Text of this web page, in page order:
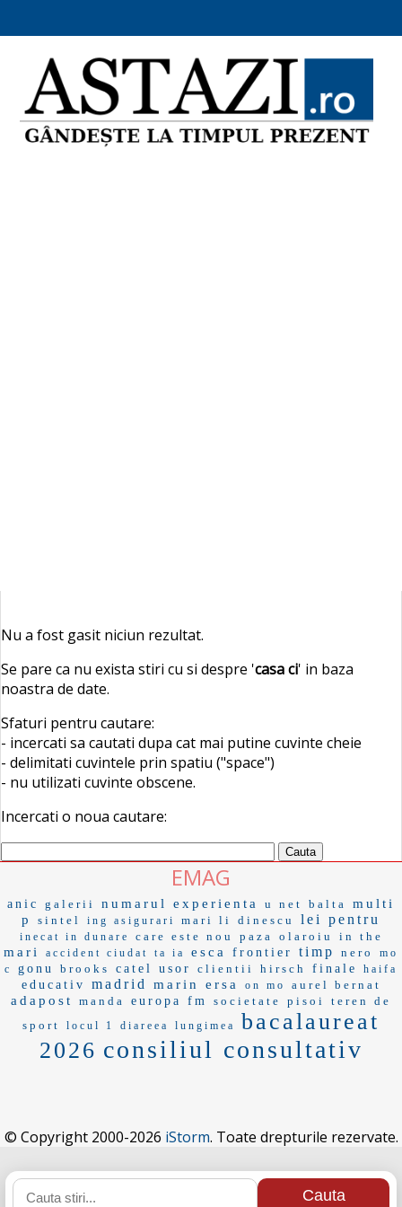
Nu a fost gasit niciun rezultat.
Se pare ca nu exista stiri cu si despre 'casa ci' in baza
noastra de date.
Sfaturi pentru cautare:
- incercati sa cautati dupa cat mai putine cuvinte cheie
- delimitati cuvintele prin spatiu ("space")
- nu utilizati cuvinte obscene.
Incercati o noua cautare:
EMAG
anic galerii numarul experienta u net balta
multi
p
sintel ing asigurari mari li dinescu lei pentru
inecat in dunare care este nou paza olaroiu in the
mari accident ciudat ta ia esca frontier timp nero
mo
c
gonu brooks catel usor clientii hirsch finale haifa
educativ madrid marin ersa on mo aurel bernat
adapost manda europa fm societate pisoi
teren de
sport
locul 1 diareea lungimea
bacalaureat
2026 consiliul consultativ
© Copyright 2000-2026 iStorm. Toate drepturile rezervate.